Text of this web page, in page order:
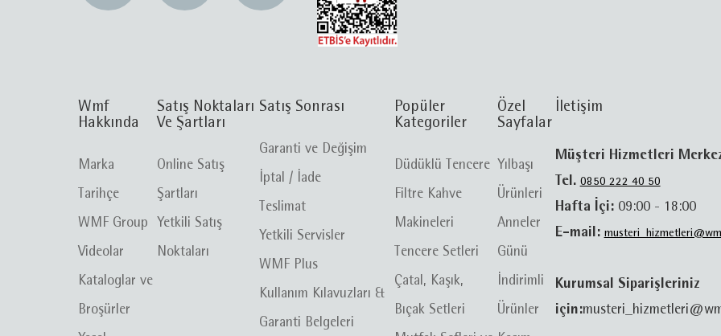
Wmf
Hakkında
Marka
Tarihçe
WMF Group
Videolar
Kataloglar ve
Broşürler
Satış Noktaları
Ve Şartları
Online Satış
Şartları
Yetkili Satış
Noktaları
Satış Sonrası
Garanti ve Değişim
İptal / İade
Teslimat
Yetkili Servisler
WMF Plus
Kullanım Kılavuzları &
Garanti Belgeleri
Popüler
Kategoriler
Düdüklü Tencere
Filtre Kahve
Makineleri
Tencere Setleri
Çatal, Kaşık,
Bıçak Setleri
Özel
Sayfalar
Yılbaşı
Ürünleri
Anneler
Günü
İndirimli
Ürünler
İletişim
Müşteri Hizmetleri
Tel. 0850 222 40 50
Hafta İçi: 09:00 - 18:00
E-mail:
Kurumsal Siparişleriniz
için: